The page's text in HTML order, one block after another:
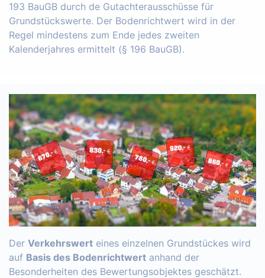
193 BauGB durch de Gutachterausschüsse für
Grundstückswerte. Der Bodenrichtwert wird in der
Regel mindestens zum Ende jedes zweiten
Kalenderjahres ermittelt (§ 196 BauGB).
Der Verkehrswert eines einzelnen Grundstückes wird
auf Basis des Bodenrichtwert anhand der
Besonderheiten des Bewertungsobjektes geschätzt.